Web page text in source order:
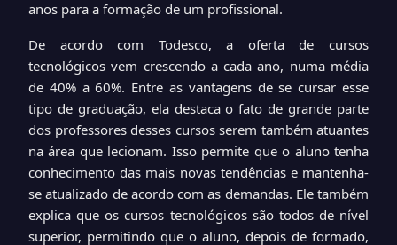
anos para a formação de um profissional.
De acordo com Todesco, a oferta de cursos
tecnológicos vem crescendo a cada ano, numa média
de 40% a 60%. Entre as vantagens de se cursar esse
tipo de graduação, ela destaca o fato de grande parte
dos professores desses cursos serem também atuantes
na área que lecionam. Isso permite que o aluno tenha
conhecimento das mais novas tendências e mantenha-
se atualizado de acordo com as demandas. Ele também
explica que os cursos tecnológicos são todos de nível
superior, permitindo que o aluno, depois de formado,